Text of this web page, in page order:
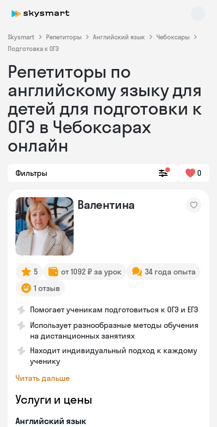
Skysmart Репетиторы Английский язык
Чебоксары
Подготовка к ОГЭ
Репетиторы по
английскому языку для
детей для подготовки к
ОГЭ в Чебоксарах
онлайн
Фильтры 0
Валентина
5 от 1092 ₽ за урок
34 года опыта
1 отзыв
Помогает ученикам подготовиться к ОГЭ и ЕГЭ
Использует разнообразные методы обучения
на дистанционных занятиях
Находит индивидуальный подход к каждому
ученику
Читать дальше
Услуги и цены
Английский язык
Skysmart Chat